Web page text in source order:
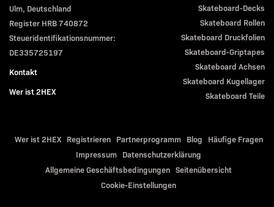
Ulm, Deutschland
Register HRB 740872
Steueridentifikationsnummer:
DE335725197
Kontakt
Wer ist 2HEX
Skateboard-Decks
Skateboard Rollen
Skateboard Druckfolien
Skateboard-Griptapes
Skateboard Achsen
Skateboard Kugellager
Skateboard Teile
Wer ist 2HEX Registrieren Partnerprogramm Blog
Häufige Fragen
Impressum
Datenschutzerklärung
Allgemeine Geschäftsbedingungen Seitenübersicht
Cookie-Einstellungen